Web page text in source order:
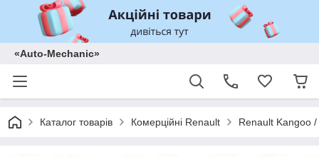
«Auto-Mechanic»
Каталог товарів Комерційні Renault Renault Kangoo